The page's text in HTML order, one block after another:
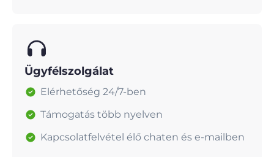
Ügyfélszolgálat
Elérhetőség 24/7-ben
Támogatás több nyelven
Kapcsolatfelvétel élő chaten és e-mailben